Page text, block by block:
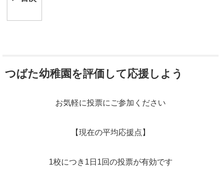
つばた幼稚園を評価して応援しよう
お気軽に投票にご参加ください
【現在の平均応援点】
1校につき1日1回の投票が有効です